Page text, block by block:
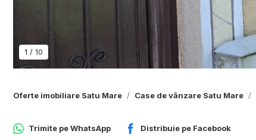
1 / 10
Oferte imobiliare Satu Mare Case de vânzare Satu Mare
Trimite peWhatsApp Distribuie pe Facebook